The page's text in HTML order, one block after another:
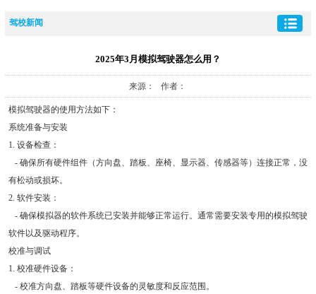
驾校新闻
2025年3月模拟驾驶器怎么用？
来源： 作者：
模拟驾驶器的使用方法如下：
系统准备与安装
1. 设备检查：
- 确保所有硬件组件（方向盘、踏板、座椅、显示器、传感器等）连接正常，没
有松动或损坏。
2. 软件安装：
- 确保模拟器的软件系统已安装并能够正常运行。通常需要安装专用的模拟驾驶
软件以及驱动程序。
校准与调试
1. 校准硬件设备：
- 校准方向盘、踏板等硬件设备的灵敏度和反应范围。